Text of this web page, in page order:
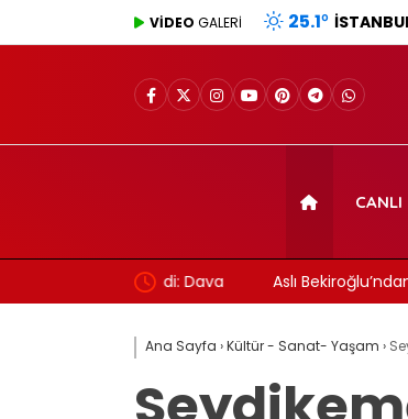
VİDEO GALERİ 25.1°
CANLI
Aslı Bekiroğlu’ndan üzen haber:
Ana Sayfa ›Kültür - Sanat- Yaşam ›